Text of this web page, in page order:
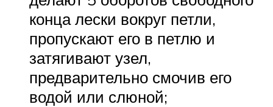
конца лески вокруг петли,
пропускают его в петлю и
затягивают узел,
предварительно смочив его
водой или слюной;